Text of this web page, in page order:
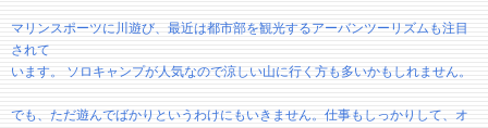
マリンスポーツに川遊び、最近は都市部を観光するアーバンツーリズムも注目
されて
います。 ソロキャンプが人気なので涼しい山に行く方も多いかもしれません。
でも、ただ遊んでばかりというわけにもいきません。仕事もしっかりして、オ